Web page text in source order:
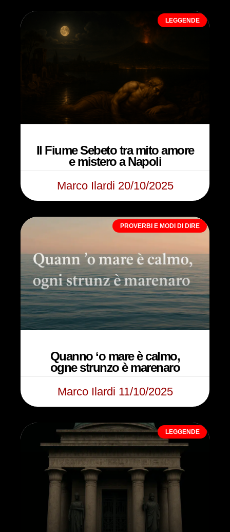
LEGGENDE
Il Fiume Sebeto tra mito amore
e mistero a Napoli
Marco Ilardi 20/10/2025
PROVERBI E MODI DI DIRE
Quanno ‘o mare è calmo,
ogne strunzo è marenaro
Marco Ilardi 11/10/2025
LEGGENDE